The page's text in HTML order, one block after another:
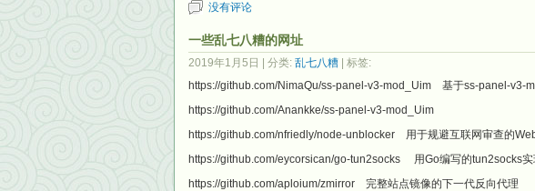
没有评论
一些乱七八糟的网址
2019年1月5日 | 分类: 乱七八糟
| 标签:
https://github.com/NimaQu/ss-panel-v3-mod_Uim 基于ss-panel-v3-
https://github.com/Anankke/ss-panel-v3-mod_Uim
https://github.com/nfriedly/node-unblocker 用于规避互联网审查的
https://github.com/eycorsican/go-tun2socks 用Go编写的tun2socks实
https://github.com/aploium/zmirror 完整站点镜像的下一代反向代理